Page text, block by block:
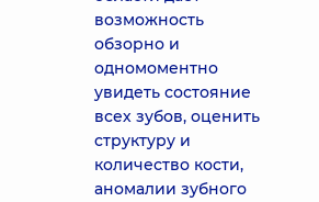
возможность
обзорно и
одномоментно
увидеть состояние
всех зубов, оценить
структуру и
количество кости,
аномалии зубного